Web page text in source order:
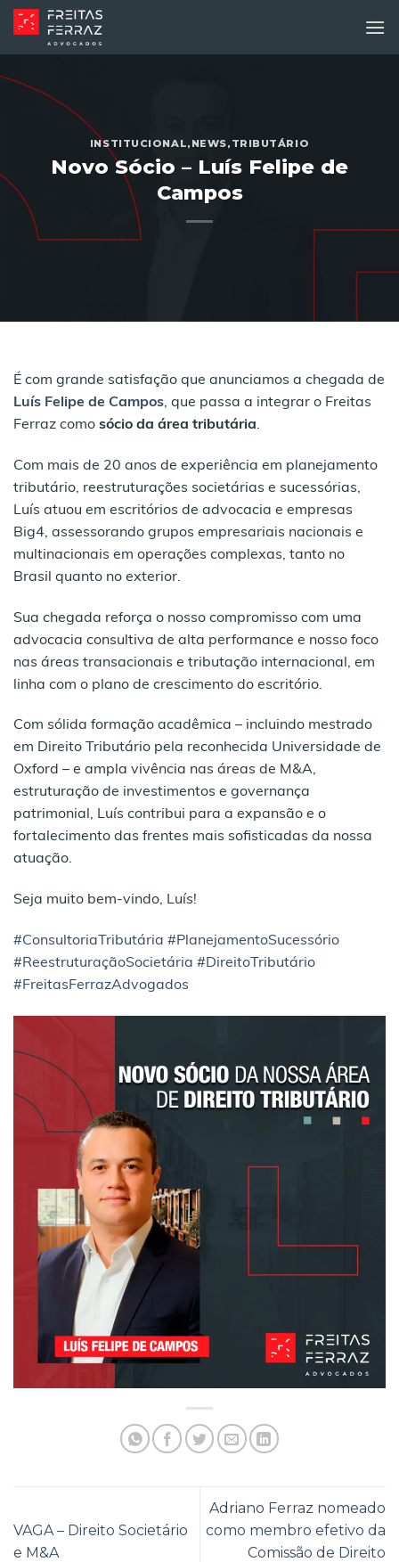
Skip
to
content
INSTITUCIONAL, NEWS, TRIBUTÁRIO
Novo Sócio – Luís Felipe de
Campos
É com grande satisfação que anunciamos a chegada de
Luís Felipe de Campos, que passa a integrar o Freitas
Ferraz como sócio da área tributária.
Com mais de 20 anos de experiência em planejamento
tributário, reestruturações societárias e sucessórias,
Luís atuou em escritórios de advocacia e empresas
Big4, assessorando grupos empresariais nacionais e
multinacionais em operações complexas, tanto no
Brasil quanto no exterior.
Sua chegada reforça o nosso compromisso com uma
advocacia consultiva de alta performance e nosso foco
nas áreas transacionais e tributação internacional, em
linha com o plano de crescimento do escritório.
Com sólida formação acadêmica – incluindo mestrado
em Direito Tributário pela reconhecida Universidade de
Oxford – e ampla vivência nas áreas de M&A,
estruturação de investimentos e governança
patrimonial, Luís contribui para a expansão e o
fortalecimento das frentes mais sofisticadas da nossa
atuação.
Seja muito bem-vindo, Luís!
#ConsultoriaTributária #PlanejamentoSucessório
#ReestruturaçãoSocietária #DireitoTributário
#FreitasFerrazAdvogados
VAGA – Direito Societário
e M&A
Adriano Ferraz nomeado
como membro efetivo da
Comissão de Direito